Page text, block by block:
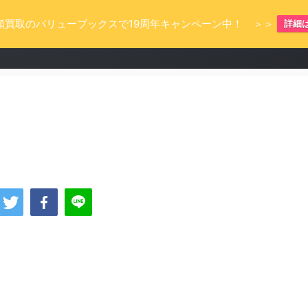
買取のバリューブックスで19周年キャンペーン中！ ＞＞ 詳細